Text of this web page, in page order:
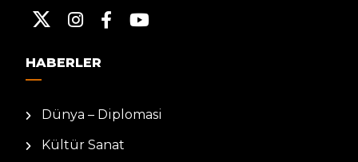
HABERLER
Dünya – Diplomasi
Kültür Sanat